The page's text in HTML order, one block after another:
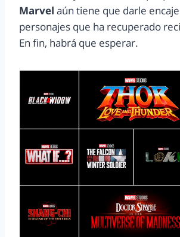
Marvel aún tiene que darle
personajes que ha recuperado
En fin, habrá que esperar.